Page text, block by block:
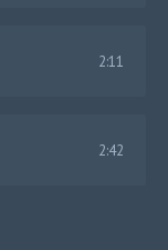
2:11
2:42